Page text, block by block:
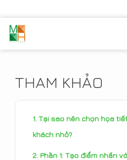
THAM KHẢO
Tại sao nên chọn họa
khách nhỏ?
Phần 1: Tạo điểm nhấn